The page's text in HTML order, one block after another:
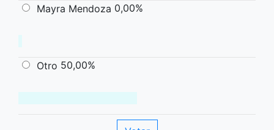
Mayra Mendoza 0,00%
Otro 50,00%